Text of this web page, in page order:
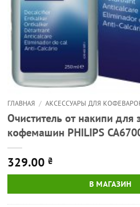
ГЛАВНАЯ / АКСЕССУАРЫ ДЛЯ
Очиститель от накипи для
кофемашин PHILIPS
329.00 ₴
В МАГАЗИН